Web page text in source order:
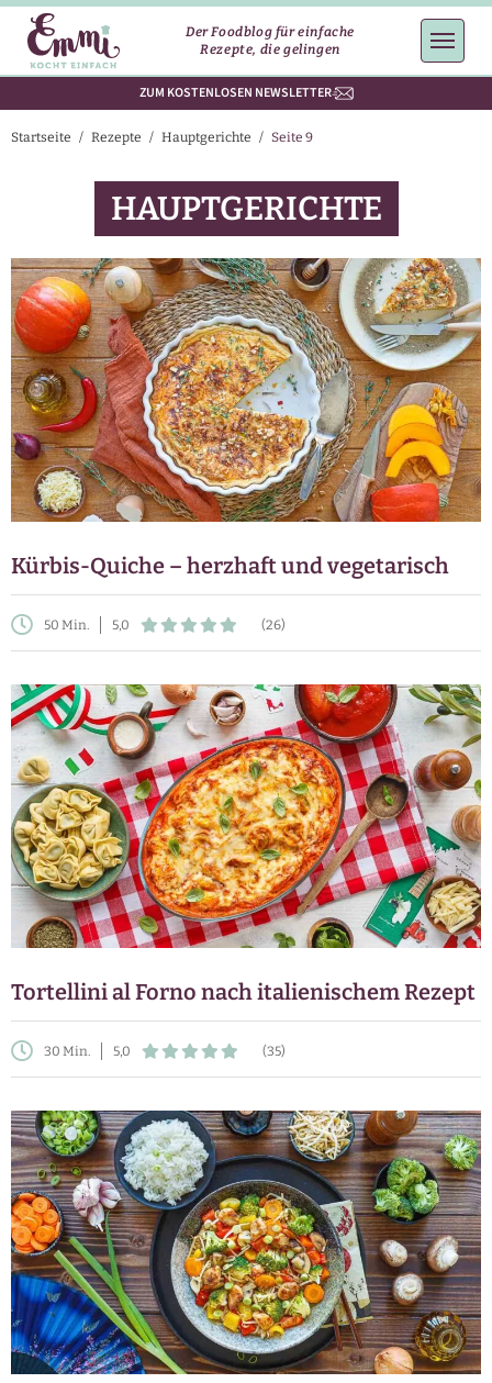
Der Foodblog für einfache
Rezepte, die gelingen
ZUM KOSTENLOSEN NEWSLETTER
Startseite / Rezepte / Hauptgerichte / Seite 9
HAUPTGERICHTE
Kürbis-Quiche – herzhaft und vegetarisch
50 Min. 5,0 (26)
Tortellini al Forno nach italienischem Rezept
30 Min. 5,0 (35)